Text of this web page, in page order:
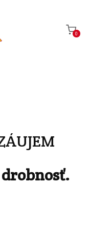
0
drobnosť.